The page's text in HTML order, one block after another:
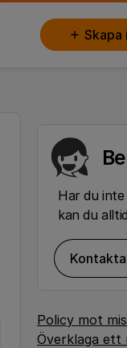
Skapa
Har du
kan du
Policy mot
Överklaga ett